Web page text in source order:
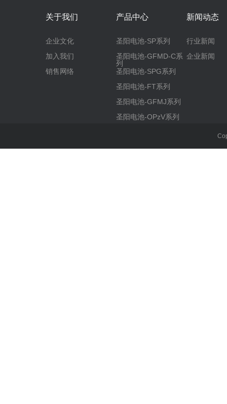
关于我们
企业文化
加入我们
销售网络
产品中心
圣阳电池-SP系列
圣阳电池-GFMD-C系
列
圣阳电池-SPG系列
圣阳电池-FT系列
圣阳电池-GFMJ系列
圣阳电池-OPzV系列
新闻动态
行业新闻
企业新闻